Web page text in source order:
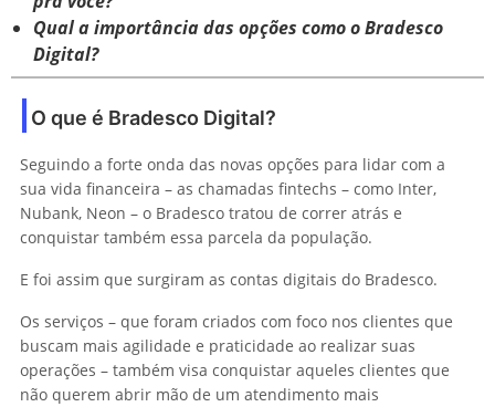
Qual a importância das opções como o Bradesco
Digital?
O que é Bradesco Digital?
Seguindo a forte onda das novas opções para lidar com a
sua vida financeira – as chamadas fintechs – como Inter,
Nubank, Neon – o Bradesco tratou de correr atrás e
conquistar também essa parcela da população.
E foi assim que surgiram as contas digitais do Bradesco.
Os serviços – que foram criados com foco nos clientes que
buscam mais agilidade e praticidade ao realizar suas
operações – também visa conquistar aqueles clientes que
não querem abrir mão de um atendimento mais